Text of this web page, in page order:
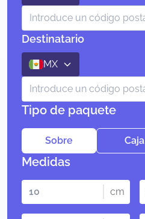
Destinatario
MX
Tipo de paquete
Sobre Caja
Medidas
cm